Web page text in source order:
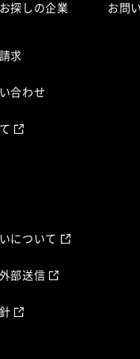
探しの企業
求
合わせ
お問
について
部送信